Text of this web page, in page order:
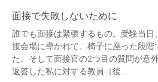
面接で失敗しないために
誰でも面接は緊張するもの。受験当
接会場に導かれて、椅子に座った段階
た。そして面接官の2つ目の質問が意
返答した私に対する教員（後...